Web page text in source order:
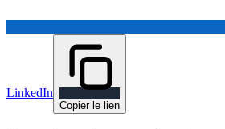
LinkedIn
Copier le lien